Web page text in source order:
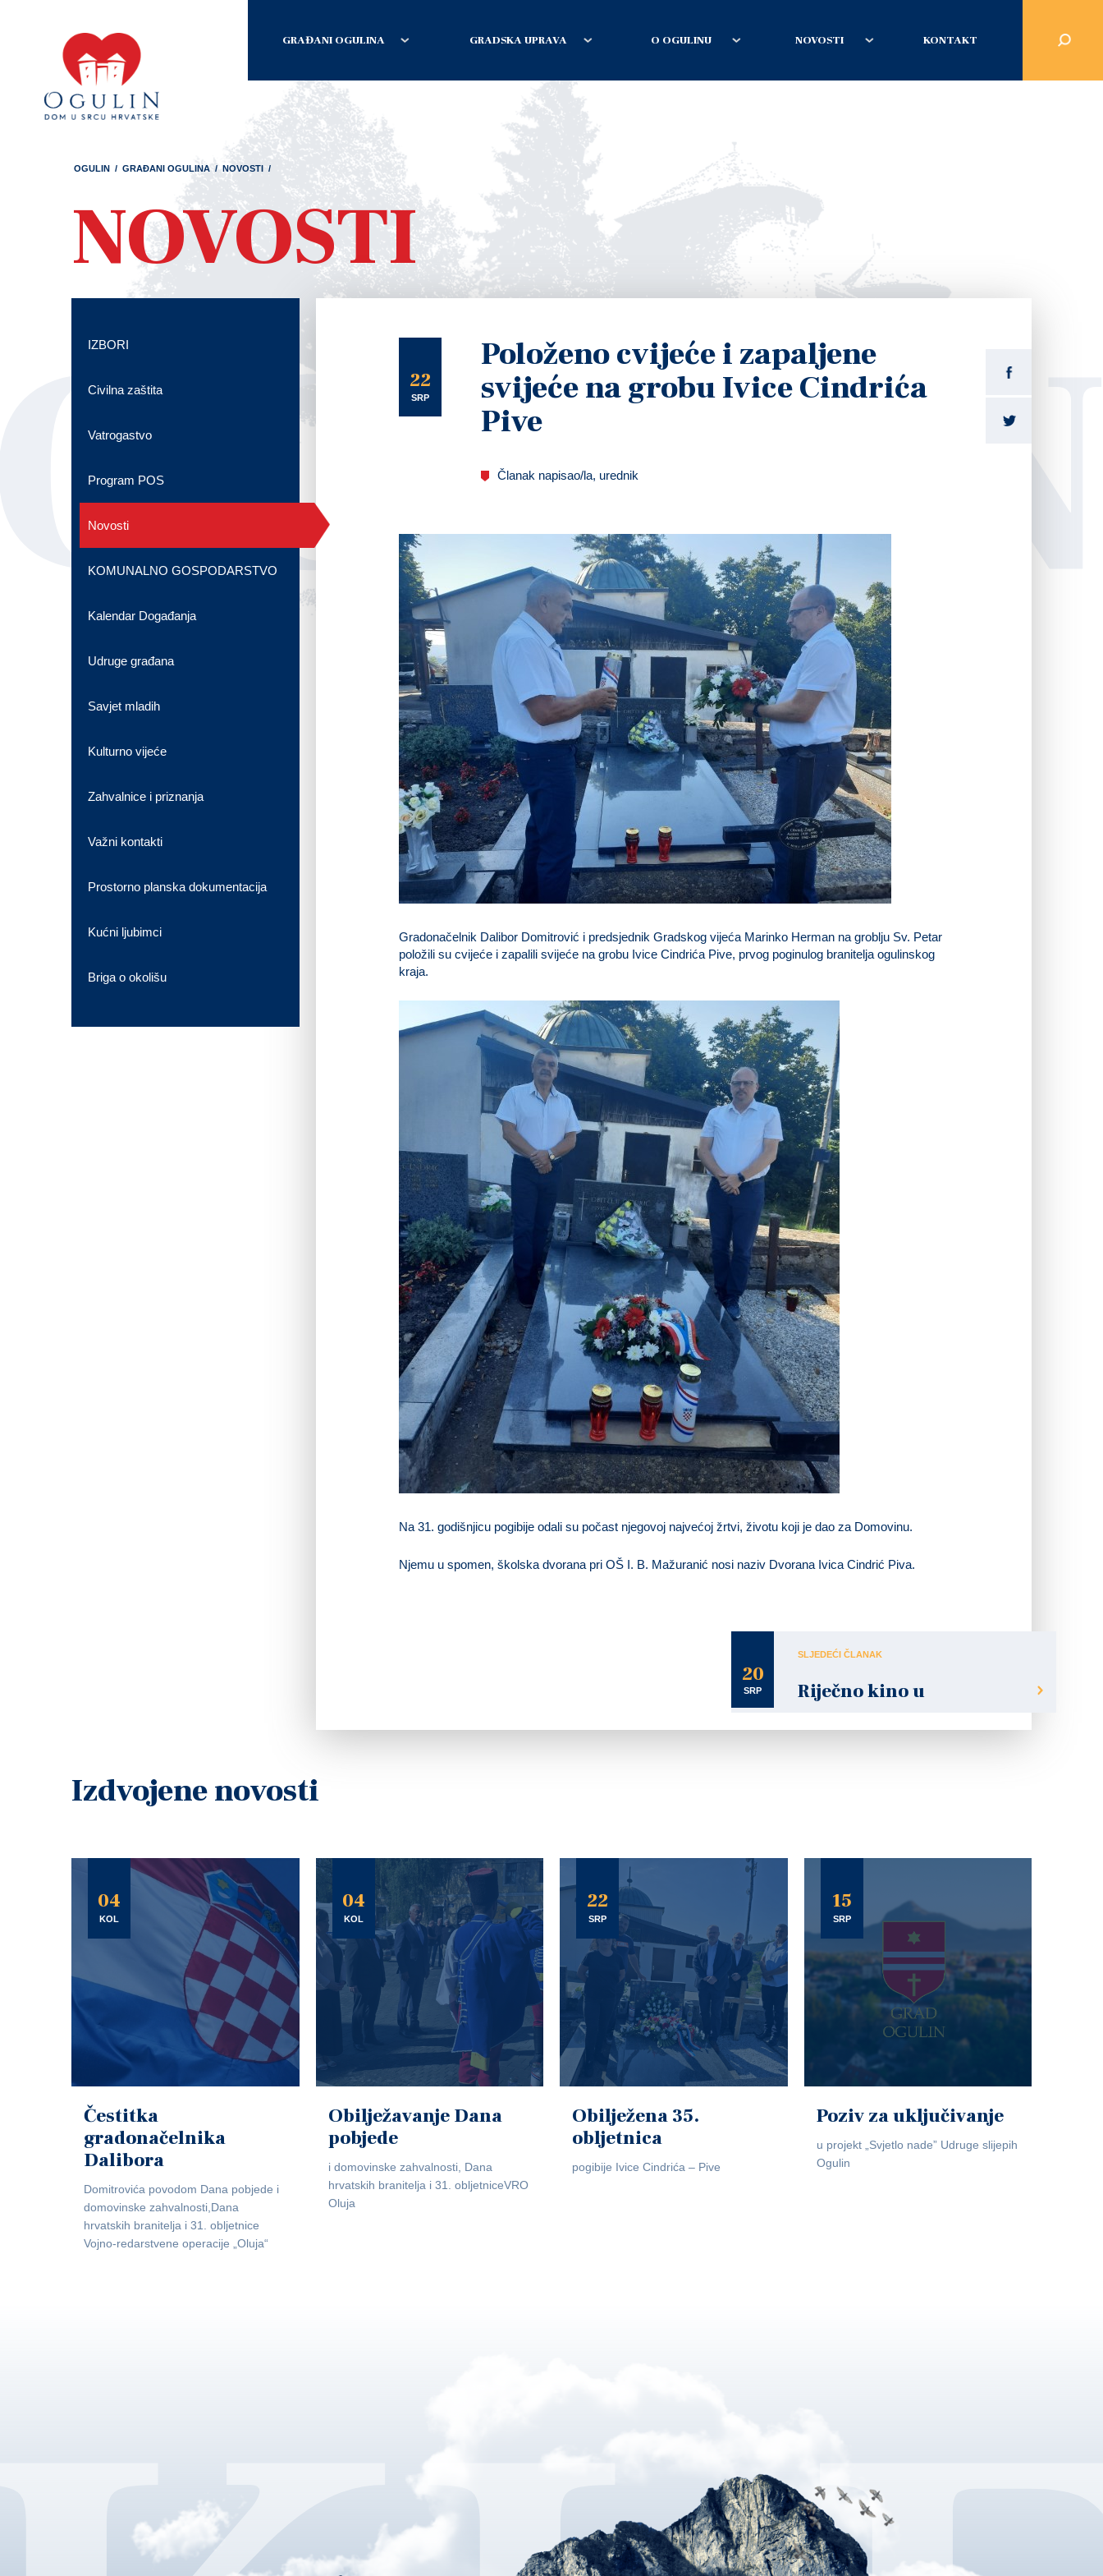
GRAĐANI OGULINA GRADSKA UPRAVA O OGULINU NOVOSTI KONTAKT
OGULIN / GRAĐANI OGULINA / NOVOSTI /
NOVOSTI
22
SRP
Položeno cvijeće i zapaljene
svijeće na grobu Ivice Cindrića
Pive
Članak napisao/la, urednik
Gradonačelnik Dalibor Domitrović i predsjednik Gradskog vijeća Marinko Herman na groblju Sv. Petar
položili su cvijeće i zapalili svijeće na grobu Ivice Cindrića Pive, prvog poginulog branitelja ogulinskog
kraja.
Na 31. godišnjicu pogibije odali su počast njegovoj najvećoj žrtvi, životu koji je dao za Domovinu.
Njemu u spomen, školska dvorana pri OŠ I. B. Mažuranić nosi naziv Dvorana Ivica Cindrić Piva.
20
SRP
SLJEDEĆI ČLANAK
Riječno kino u
IZBORI
Civilna zaštita
Vatrogastvo
Program POS
Novosti
KOMUNALNO GOSPODARSTVO
Kalendar Događanja
Udruge građana
Savjet mladih
Kulturno vijeće
Zahvalnice i priznanja
Važni kontakti
Prostorno planska dokumentacija
Kućni ljubimci
Briga o okolišu
Izdvojene novosti
04
KOL
Čestitka
gradonačelnika
Dalibora
Domitrovića povodom Dana pobjede i
domovinske zahvalnosti,Dana
hrvatskih branitelja i 31. obljetnice
Vojno-redarstvene operacije „Oluja“
04
KOL
Obilježavanje Dana
pobjede
i domovinske zahvalnosti, Dana
hrvatskih branitelja i 31. obljetniceVRO
Oluja
22
SRP
Obilježena 35.
obljetnica
pogibije Ivice Cindrića – Pive
15
SRP
Poziv za uključivanje
u projekt „Svjetlo nade” Udruge slijepih
Ogulin